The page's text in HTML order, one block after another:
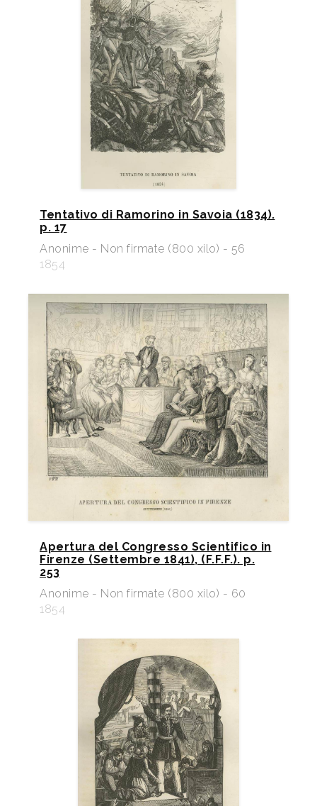
Tentativo di Ramorino in Savoia (1834).
p. 17
Anonime - Non firmate (800 xilo) - 56
1854
Apertura del Congresso Scientifico in
Firenze (Settembre 1841), (F.F.F.). p.
253
Anonime - Non firmate (800 xilo) - 60
1854